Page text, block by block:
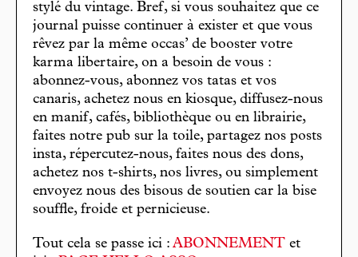
stylé du vintage. Bref, si vous souhaitez que ce
journal puisse continuer à exister et que vous
rêvez par la même occas’ de booster votre
karma libertaire, on a besoin de vous :
abonnez-vous, abonnez vos tatas et vos
canaris, achetez nous en kiosque, diffusez-nous
en manif, cafés, bibliothèque ou en librairie,
faites notre pub sur la toile, partagez nos posts
insta, répercutez-nous, faites nous des dons,
achetez nos t-shirts, nos livres, ou simplement
envoyez nous des bisous de soutien car la bise
souffle, froide et pernicieuse.
Tout cela se passe ici : ABONNEMENT et